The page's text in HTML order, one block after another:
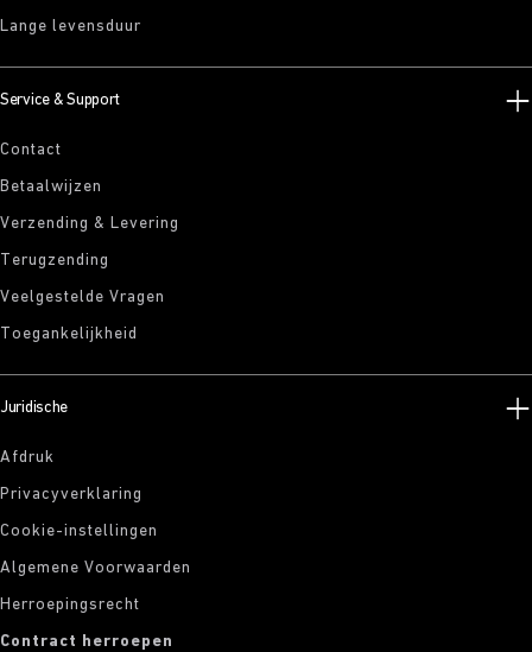
Lange levensduur
Service & Support
Contact
Betaalwijzen
Verzending & Levering
Terugzending
Veelgestelde Vragen
Toegankelijkheid
Juridische
Afdruk
Privacyverklaring
Cookie-instellingen
Algemene Voorwaarden
Herroepingsrecht
Contract herroepen